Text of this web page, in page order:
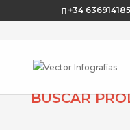
+34 636914185
BUSCAR